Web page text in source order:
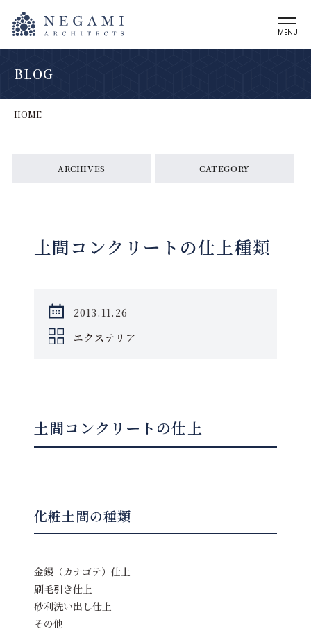
MENU
BLOG
HOME
ARCHIVES CATEGORY
土間コンクリートの仕上種類
2013.11.26
エクステリア
土間コンクリートの仕上
化粧土間の種類
金鏝（カナゴテ）仕上
刷毛引き仕上
砂利洗い出し仕上
その他